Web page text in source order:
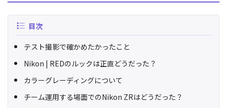
目次
テスト撮影で確かめたかったこと
Nikon | REDのルックは正直どうだった？
カラーグレーディングについて
チーム運用する場面でのNikon ZRはどうだった？